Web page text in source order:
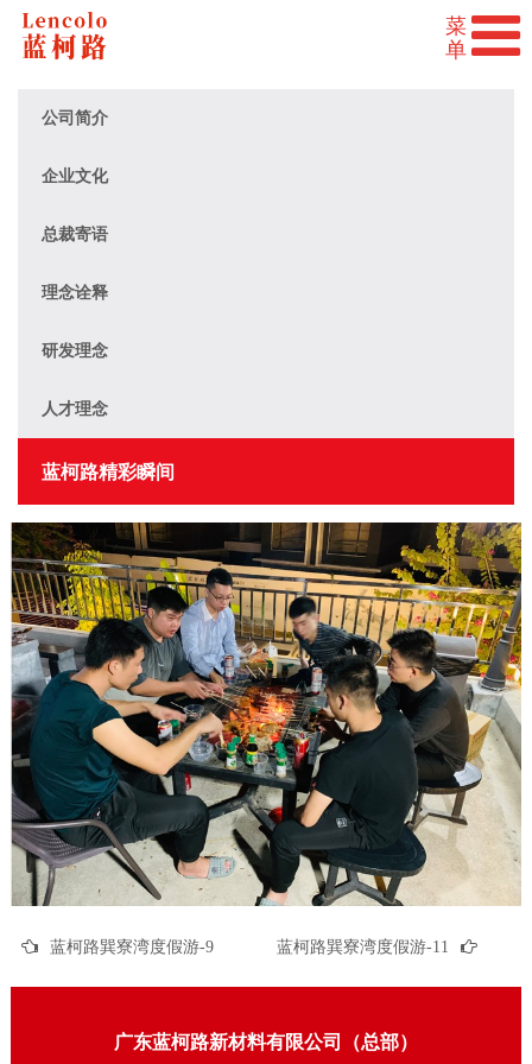
公司简介
企业文化
总裁寄语
理念诠释
研发理念
人才理念
蓝柯路精彩瞬间
蓝柯路巽寮湾度假游-9 蓝柯路巽寮湾度假游-11
广东蓝柯路新材料有限公司（总部）